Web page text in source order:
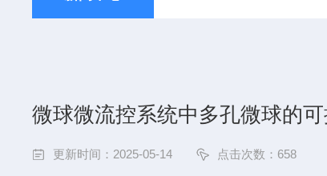
微球微流控系统中多孔微球的
更新时间：2025-05-14 点击次数：658